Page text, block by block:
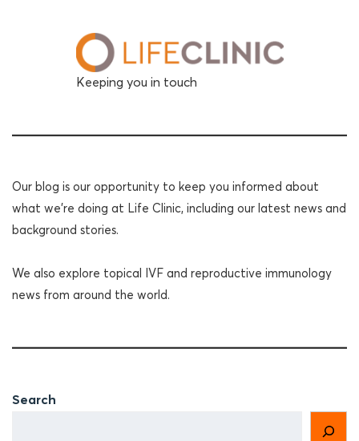
Keeping you in touch
Our blog is our opportunity to keep you informed about
what we're doing at Life Clinic, including our latest news and
background stories.
We also explore topical IVF and reproductive immunology
news from around the world.
Search